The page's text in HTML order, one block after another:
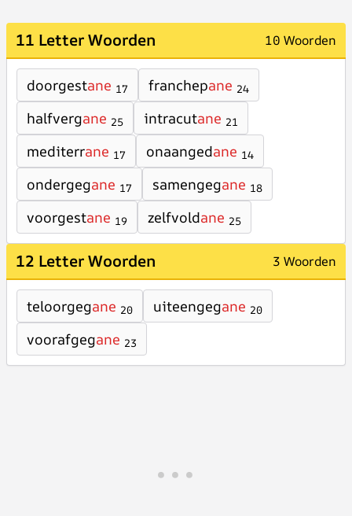
11 Letter Woorden 10 Woorden
doorgestane 17 franchepane 24
halfvergane 25 intracutane 21
mediterrane 17 onaangedane 14
ondergegane 17 samengegane 18
voorgestane 19 zelfvoldane 25
12 Letter Woorden 3 Woorden
teloorgegane 20 uiteengegane 20
voorafgegane 23